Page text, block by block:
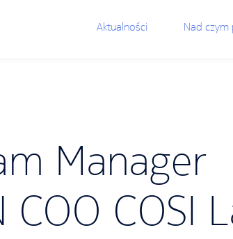
Aktualności Nad czym
Manager
COO COSI